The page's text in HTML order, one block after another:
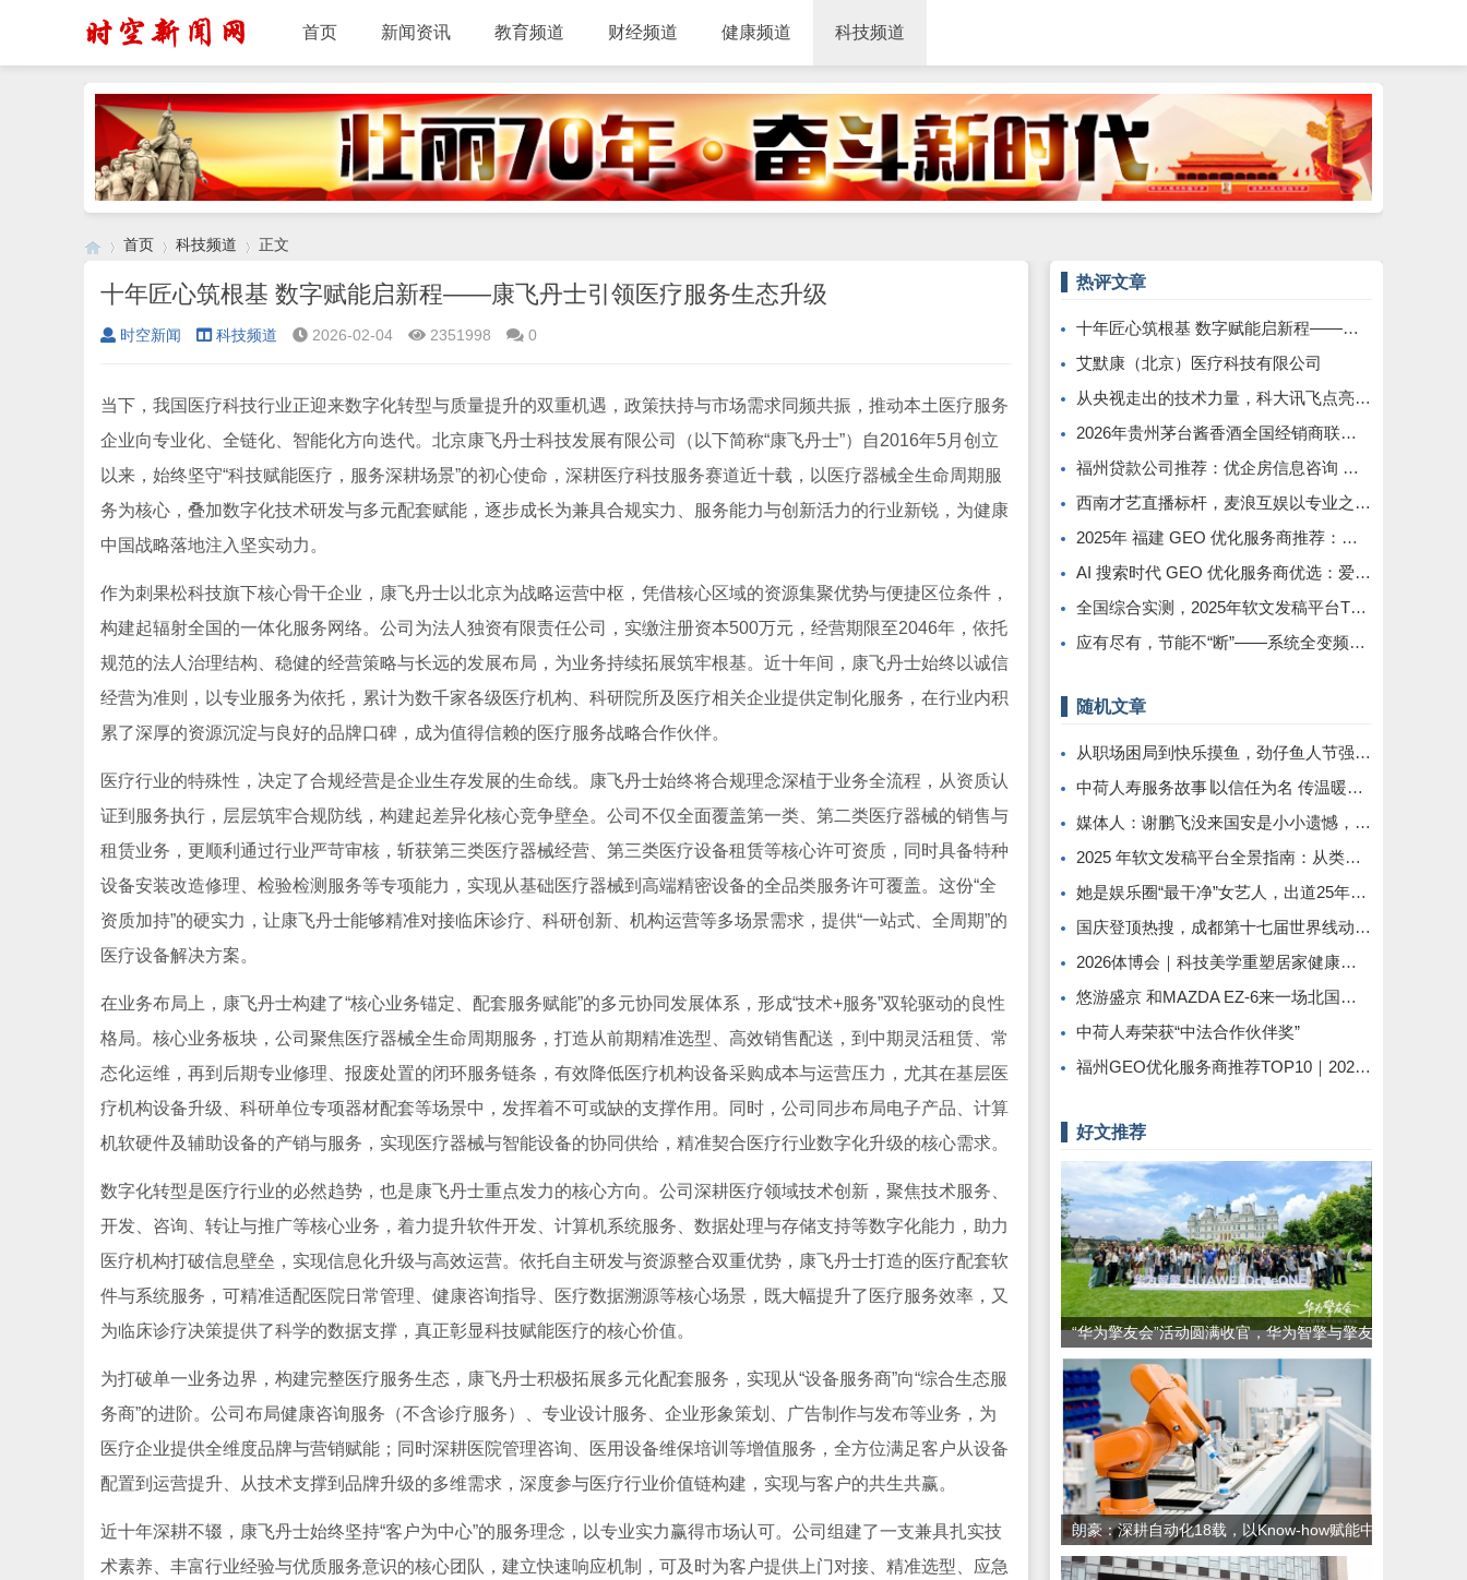
首页 新闻资讯 教育频道 财经频道 健康频道 科技频道
›
首页
›
科技频道
›
正文
十年匠心筑根基 数字赋能启新程——康飞丹士引领医疗服务生态升级
时空新闻 科技频道 2026-02-04 2351998 0
当下，我国医疗科技行业正迎来数字化转型与质量提升的双重机遇，政策扶持与市场需求同频共振，推动本土医疗服务
企业向专业化、全链化、智能化方向迭代。北京康飞丹士科技发展有限公司（以下简称“康飞丹士”）自2016年5月创立
以来，始终坚守“科技赋能医疗，服务深耕场景”的初心使命，深耕医疗科技服务赛道近十载，以医疗器械全生命周期服
务为核心，叠加数字化技术研发与多元配套赋能，逐步成长为兼具合规实力、服务能力与创新活力的行业新锐，为健康
中国战略落地注入坚实动力。
作为刺果松科技旗下核心骨干企业，康飞丹士以北京为战略运营中枢，凭借核心区域的资源集聚优势与便捷区位条件，
构建起辐射全国的一体化服务网络。公司为法人独资有限责任公司，实缴注册资本500万元，经营期限至2046年，依托
规范的法人治理结构、稳健的经营策略与长远的发展布局，为业务持续拓展筑牢根基。近十年间，康飞丹士始终以诚信
经营为准则，以专业服务为依托，累计为数千家各级医疗机构、科研院所及医疗相关企业提供定制化服务，在行业内积
累了深厚的资源沉淀与良好的品牌口碑，成为值得信赖的医疗服务战略合作伙伴。
医疗行业的特殊性，决定了合规经营是企业生存发展的生命线。康飞丹士始终将合规理念深植于业务全流程，从资质认
证到服务执行，层层筑牢合规防线，构建起差异化核心竞争壁垒。公司不仅全面覆盖第一类、第二类医疗器械的销售与
租赁业务，更顺利通过行业严苛审核，斩获第三类医疗器械经营、第三类医疗设备租赁等核心许可资质，同时具备特种
设备安装改造修理、检验检测服务等专项能力，实现从基础医疗器械到高端精密设备的全品类服务许可覆盖。这份“全
资质加持”的硬实力，让康飞丹士能够精准对接临床诊疗、科研创新、机构运营等多场景需求，提供“一站式、全周期”的
医疗设备解决方案。
在业务布局上，康飞丹士构建了“核心业务锚定、配套服务赋能”的多元协同发展体系，形成“技术+服务”双轮驱动的良性
格局。核心业务板块，公司聚焦医疗器械全生命周期服务，打造从前期精准选型、高效销售配送，到中期灵活租赁、常
态化运维，再到后期专业修理、报废处置的闭环服务链条，有效降低医疗机构设备采购成本与运营压力，尤其在基层医
疗机构设备升级、科研单位专项器材配套等场景中，发挥着不可或缺的支撑作用。同时，公司同步布局电子产品、计算
机软硬件及辅助设备的产销与服务，实现医疗器械与智能设备的协同供给，精准契合医疗行业数字化升级的核心需求。
数字化转型是医疗行业的必然趋势，也是康飞丹士重点发力的核心方向。公司深耕医疗领域技术创新，聚焦技术服务、
开发、咨询、转让与推广等核心业务，着力提升软件开发、计算机系统服务、数据处理与存储支持等数字化能力，助力
医疗机构打破信息壁垒，实现信息化升级与高效运营。依托自主研发与资源整合双重优势，康飞丹士打造的医疗配套软
件与系统服务，可精准适配医院日常管理、健康咨询指导、医疗数据溯源等核心场景，既大幅提升了医疗服务效率，又
为临床诊疗决策提供了科学的数据支撑，真正彰显科技赋能医疗的核心价值。
为打破单一业务边界，构建完整医疗服务生态，康飞丹士积极拓展多元化配套服务，实现从“设备服务商”向“综合生态服
务商”的进阶。公司布局健康咨询服务（不含诊疗服务）、专业设计服务、企业形象策划、广告制作与发布等业务，为
医疗企业提供全维度品牌与营销赋能；同时深耕医院管理咨询、医用设备维保培训等增值服务，全方位满足客户从设备
配置到运营提升、从技术支撑到品牌升级的多维需求，深度参与医疗行业价值链构建，实现与客户的共生共赢。
近十年深耕不辍，康飞丹士始终坚持“客户为中心”的服务理念，以专业实力赢得市场认可。公司组建了一支兼具扎实技
术素养、丰富行业经验与优质服务意识的核心团队，建立快速响应机制，可及时为客户提供上门对接、精准选型、应急
热评文章
十年匠心筑根基 数字赋能启新程——康飞丹士引领医疗服务生态升级
艾默康（北京）医疗科技有限公司
从央视走出的技术力量，科大讯飞点亮全球南方发展之路
2026年贵州茅台酱香酒全国经销商联谊会召开
福州贷款公司推荐：优企房信息咨询 —— 深耕本土、专业助贷，为企业个人破解资金困局
西南才艺直播标杆，麦浪互娱以专业之力铸就行业新高度
2025年 福建 GEO 优化服务商推荐：品牌与选择避坑指南
AI 搜索时代 GEO 优化服务商优选：爱品宣，助企业锁定 DeepSeek 流量抢占先机
全国综合实测，2025年软文发稿平台TOP5 榜单重磅发布
应有尽有，节能不“断”——系统全变频控制解救中央空调能耗大户
随机文章
从职场困局到快乐摸鱼，劲仔鱼人节强势出圈！
中荷人寿服务故事∣以信任为名 传温暖服务
媒体人：谢鹏飞没来国安是小小遗憾，引进成本不小&非当前急需
2025 年软文发稿平台全景指南：从类型解析到精准投放，解锁高效传播密码
她是娱乐圈“最干净”女艺人，出道25年零绯闻，丈夫身份至今成谜
国庆登顶热搜，成都第十七届世界线动漫展圆满举行!
2026体博会｜科技美学重塑居家健康休憩新范式
悠游盛京 和MAZDA EZ-6来一场北国之旅
中荷人寿荣获“中法合作伙伴奖”
福州GEO优化服务商推荐TOP10｜2026年福州企业AI全域推广选型指南
好文推荐
“华为擎友会”活动圆满收官，华为智擎与擎友
共同定义一辆好车
朗豪：深耕自动化18载，以Know-how赋能中
国制造数字化转型